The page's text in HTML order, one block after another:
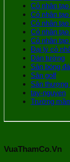
Cỏ nhân
Cỏ nhân
Cỏ nhân
Cỏ nhân
Cỏ nhân
Đại lý cỏ
Dán tường
Sân bóng đá
Sân golf
Sân thượng
tay-nguyen
Trường
VuaThamCo.Vn